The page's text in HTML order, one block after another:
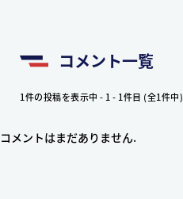
コメント一覧
1件の投稿を表示中 - 1 - 1件目 (全1件中)
コメントはまだありません.